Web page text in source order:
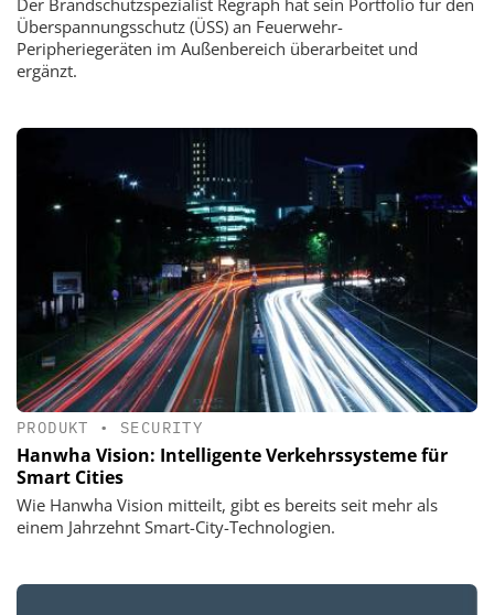
Überspannungsschutz (ÜSS) an Feuerwehr-
Peripheriegeräten im Außenbereich überarbeitet und
ergänzt.
PRODUKT • SECURITY
Hanwha Vision: Intelligente Verkehrssysteme für
Smart Cities
Wie Hanwha Vision mitteilt, gibt es bereits seit mehr als
einem Jahrzehnt Smart-City-Technologien.